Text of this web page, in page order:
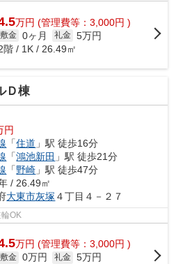
万円 (管理費等：3,000円 )
敷金 0ヶ月 礼金 5万円
階 / 1K / 26.49㎡
Ｄ棟
円
「住道 」駅 徒歩16分
「鴻池新田 」駅 徒歩21分
「野崎 」駅 徒歩47分
/ 26.49㎡
大東市灰塚 ４丁目４－２７
OK
万円 (管理費等：3,000円 )
敷金 0万円 礼金 5万円